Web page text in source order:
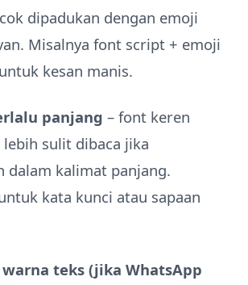
dipadukan dengan emoji
Misalnya font script + emoji
kesan manis.
panjang – font keren
sulit dibaca jika
dalam kalimat panjang.
kata kunci atau sapaan
warna teks (jika WhatsApp